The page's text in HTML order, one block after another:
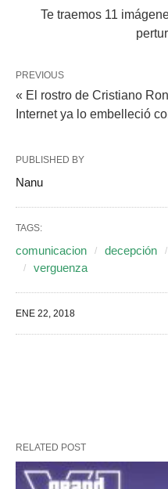
Te traemos 11
PREVIOUS
« El rostro de Cristiano
Internet ya lo embelleció
PUBLISHED BY
Nanu
TAGS:
comunicacion decepción
verguenza
ENE 22, 2018
RELATED POST